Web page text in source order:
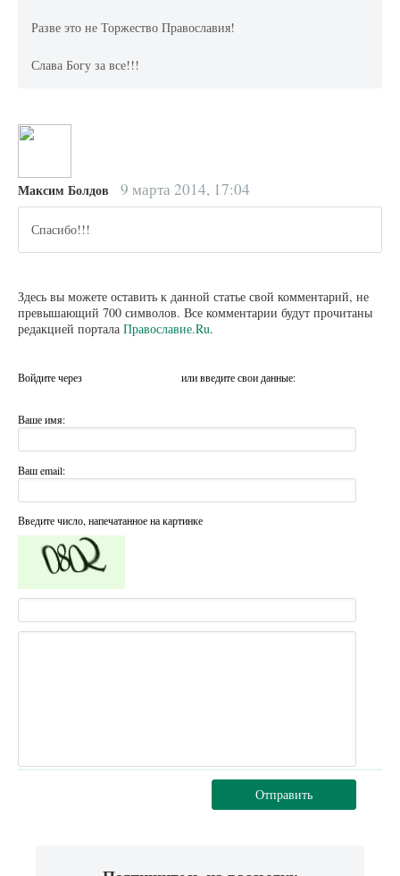
Разве это не Торжество Православия!
Слава Богу за все!!!
Максим Болдов 9 марта 2014, 17:04
Спасибо!!!
Здесь вы можете оставить к данной статье свой комментарий, не
превышающий 700 символов. Все комментарии будут прочитаны
редакцией портала Православие.Ru.
Войдите через или введите свои данные:
Ваше имя:
Ваш email:
Введите число, напечатанное на картинке
Отправить